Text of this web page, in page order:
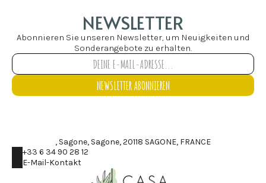
NEWSLETTER
Abonnieren Sie unseren Newsletter, um Neuigkeiten und
Sonderangebote zu erhalten.
NEWSLETTER ABONNIEREN
, Sagone, Sagone, 20118 SAGONE, FRANCE
+33 6 34 90 28 12
E-Mail-Kontakt